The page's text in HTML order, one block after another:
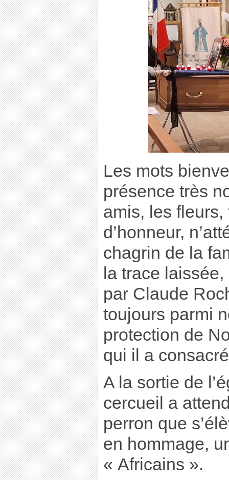
Les mots
présence très
amis, les
d’honneur,
chagrin de la
la trace
par Claude
toujours parmi
protection de
qui il a
A la sortie de
cercueil a
perron que
en hommage,
« Africains ».